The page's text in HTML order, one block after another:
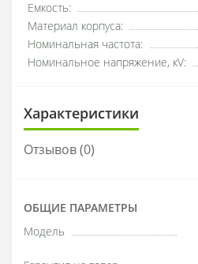
Емкость:
Материал корпуса:
Номинальная частота:
Номинальное напряжение, кV:
Характеристики
Отзывов (0)
ОБЩИЕ ПАРАМЕТРЫ
Модель